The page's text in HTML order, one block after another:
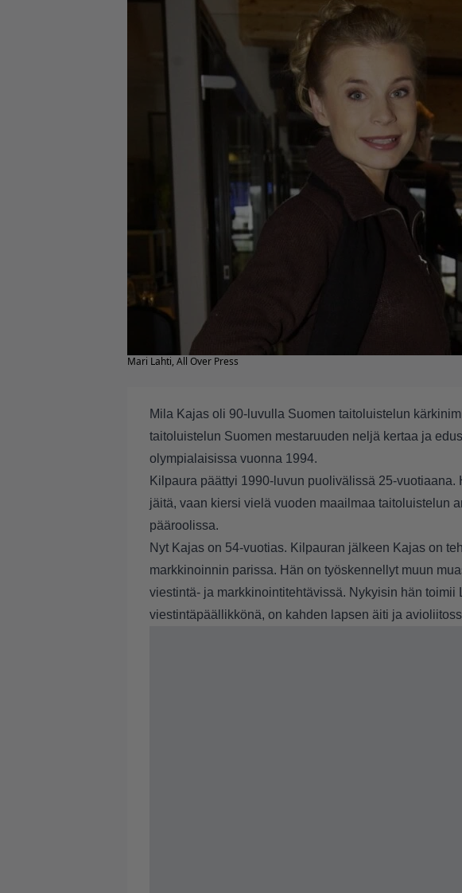
Mari Lahti, All Over Press
Mila Kajas oli 90-luvulla Suomen taitoluistelun
taitoluistelun Suomen mestaruuden neljä kertaa ja
olympialaisissa vuonna 1994.
Kilpaura päättyi 1990-luvun puolivälissä 25-vuotiaana.
jäitä, vaan kiersi vielä vuoden maailmaa taitoluistelun
pääroolissa.
Nyt Kajas on 54-vuotias. Kilpauran jälkeen Kajas on
markkinoinnin parissa. Hän on työskennellyt muun
viestintä- ja markkinointitehtävissä. Nykyisin hän toimii
viestintäpäällikkönä, on kahden lapsen äiti ja